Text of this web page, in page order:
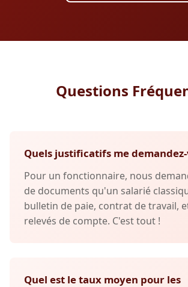
Questions
Quels justificatifs me
Pour un fonctionnaire, nous
de documents qu'un salarié
bulletin de paie, contrat de travail,
relevés de compte. C'est tout !
Quel est le taux moyen pour les